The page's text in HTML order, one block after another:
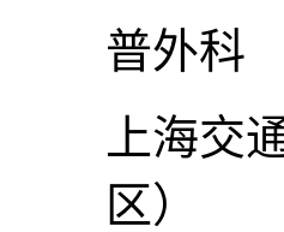
普外科
上海交
区）